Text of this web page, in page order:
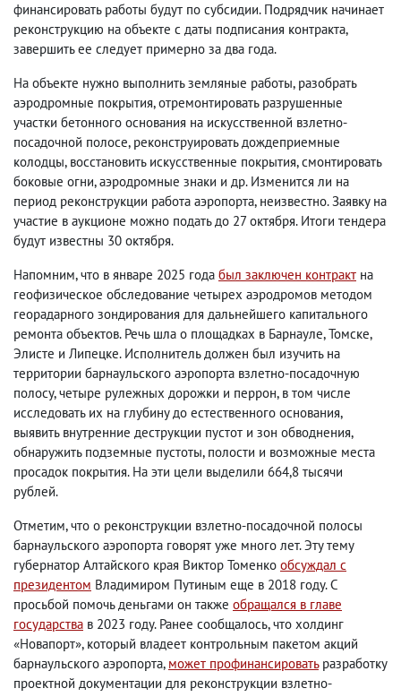
финансировать работы будут по субсидии. Подрядчик начинает
реконструкцию на объекте с даты подписания контракта,
завершить ее следует примерно за два года.
На объекте нужно выполнить земляные работы, разобрать
аэродромные покрытия, отремонтировать разрушенные
участки бетонного основания на искусственной взлетно-
посадочной полосе, реконструировать дождеприемные
колодцы, восстановить искусственные покрытия, смонтировать
боковые огни, аэродромные знаки и др. Изменится ли на
период реконструкции работа аэропорта, неизвестно. Заявку на
участие в аукционе можно подать до 27 октября. Итоги тендера
будут известны 30 октября.
Напомним, что в январе 2025 года был заключен контракт на
геофизическое обследование четырех аэродромов методом
георадарного зондирования для дальнейшего капитального
ремонта объектов. Речь шла о площадках в Барнауле, Томске,
Элисте и Липецке. Исполнитель должен был изучить на
территории барнаульского аэропорта взлетно-посадочную
полосу, четыре рулежных дорожки и перрон, в том числе
исследовать их на глубину до естественного основания,
выявить внутренние деструкции пустот и зон обводнения,
обнаружить подземные пустоты, полости и возможные места
просадок покрытия. На эти цели выделили 664,8 тысячи
рублей.
Отметим, что о реконструкции взлетно-посадочной полосы
барнаульского аэропорта говорят уже много лет. Эту тему
губернатор Алтайского края Виктор Томенко обсуждал с
президентом Владимиром Путиным еще в 2018 году. С
просьбой помочь деньгами он также обращался в главе
государства в 2023 году. Ранее сообщалось, что холдинг
«Новапорт», который владеет контрольным пакетом акций
барнаульского аэропорта, может профинансироватьразработку
проектной документации для реконструкции взлетно-